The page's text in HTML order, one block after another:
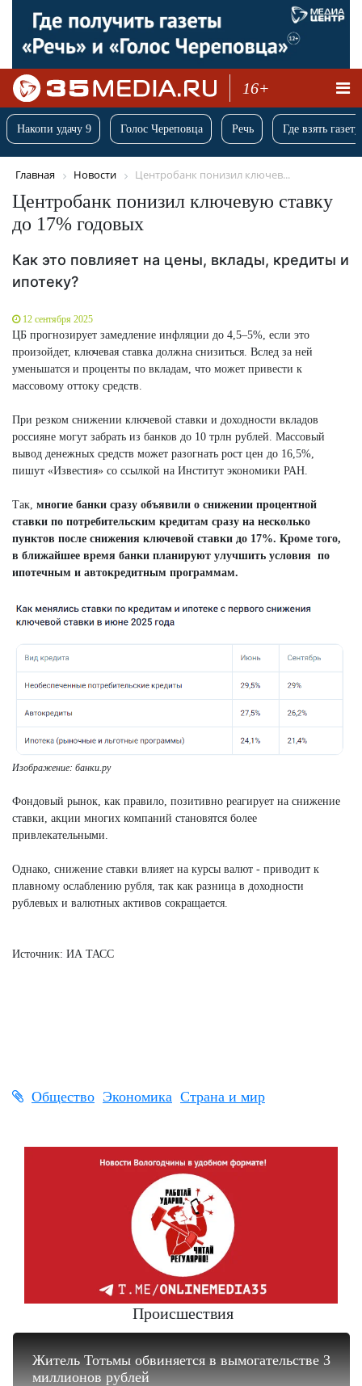
16+
Накопи удачу 9 Голос Череповца Речь Где взять
Главная Новости Центробанк понизил ключев...
Центробанк понизил ключевую ставку
до 17% годовых
Как это повлияет на цены, вклады, кредиты и
ипотеку?
12 сентября 2025
ЦБ прогнозирует замедление инфляции до 4,5–5%, если это
произойдет, ключевая ставка должна снизиться. Вслед за ней
уменьшатся и проценты по вкладам, что может привести к
массовому оттоку средств.
При резком снижении ключевой ставки и доходности вкладов
россияне могут забрать из банков до 10 трлн рублей. Массовый
вывод денежных средств может разогнать рост цен до 16,5%,
пишут «Известия» со ссылкой на Институт экономики РАН.
Так, многие банки сразу объявили о снижении процентной
ставки по потребительским кредитам сразу на несколько
пунктов после снижения ключевой ставки до 17%. Кроме того,
в ближайшее время банки планируют улучшить условия по
ипотечным и автокредитным программам.
Изображение: банки.ру
Фондовый рынок, как правило, позитивно реагирует на снижение
ставки, акции многих компаний становятся более
привлекательными.
Однако, снижение ставки влияет на курсы валют - приводит к
плавному ослаблению рубля, так как разница в доходности
рублевых и валютных активов сокращается.
Источник: ИА ТАСС
Общество Экономика Страна и мир
Происшествия
Житель Тотьмы обвиняется в вымогательстве 3
миллионов рублей